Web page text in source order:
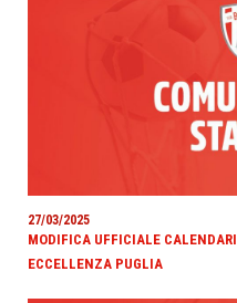
27/03/2025
MODIFICA UFFICIALE
ECCELLENZA PUGLIA